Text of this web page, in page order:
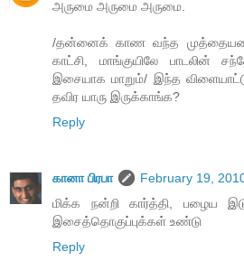
அருமை அருமை அருமை.
/தன்னைக் காண வந்த
காட்சி, மாங்குயிலே
இசையாக மாறும்/ இந்த
தவிர யாரு இருக்காங்க?
Reply
கானா பிரபா
February 19,
மிக்க நன்றி கார்த்தி, பழைய
இசைத்தொகுப்புக்கள் உண்டு
Reply